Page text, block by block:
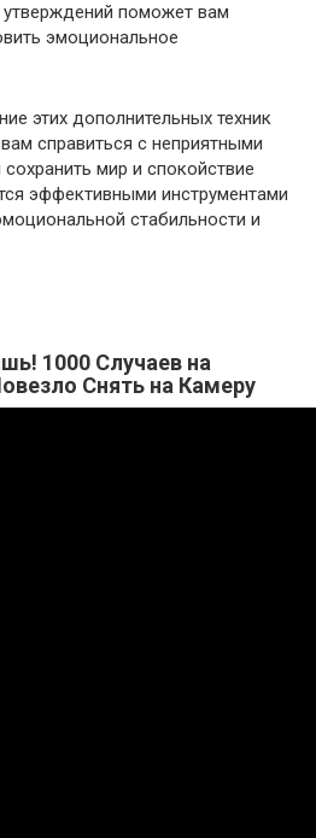
поможет вам
эмоциональное
этих дополнительных техник
справиться с неприятными
мир и спокойствие
эффективными инструментами
стабильности и
1000 Случаев на
Снять на Камеру